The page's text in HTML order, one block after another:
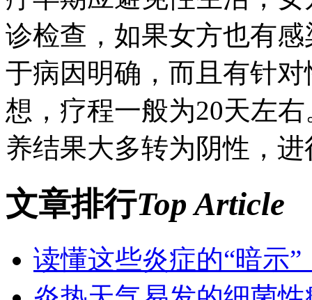
诊检查，如果女方也有
于病因明确，而且有针
想，疗程一般为20天左
养结果大多转为阴性，
文章排行Top Article
读懂这些炎症的“暗示